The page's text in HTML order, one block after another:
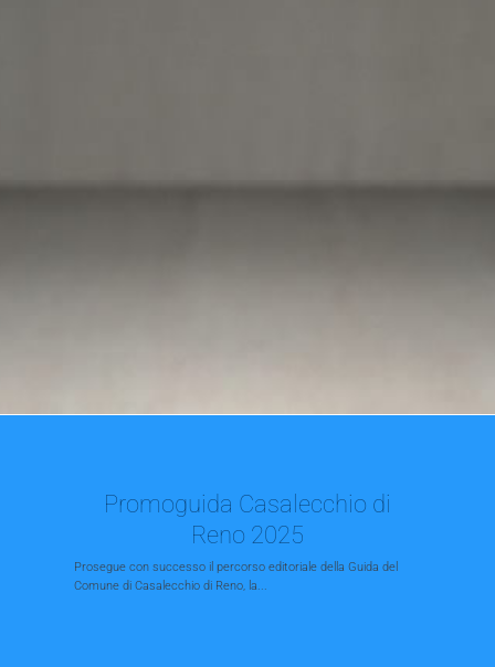
Promoguida Casalecchio di
Reno 2025
Prosegue con successo il percorso editoriale della Guida del
Comune di Casalecchio di Reno, la...